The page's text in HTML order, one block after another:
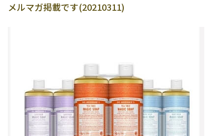
メルマガ掲載です(20210311)